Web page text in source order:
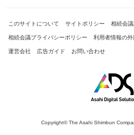
このサイトについて サイトポリシー 相続会
相続会議プライバシーポリシー 利用者情報の
運営会社 広告ガイド お問い合わせ
Copyright© The Asahi Shimbun